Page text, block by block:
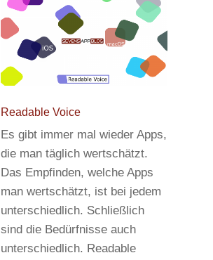
Readable Voice
Es gibt immer mal wieder Apps,
die man täglich wertschätzt.
Das Empfinden, welche Apps
man wertschätzt, ist bei jedem
unterschiedlich. Schließlich
sind die Bedürfnisse auch
unterschiedlich. Readable